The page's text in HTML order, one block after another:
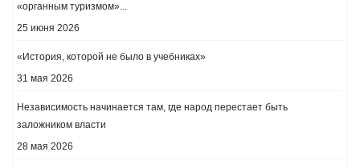
«органным туризмом»...
25 июня 2026
«История, которой не было в учебниках»
31 мая 2026
Независимость начинается там, где народ перестает быть
заложником власти
28 мая 2026